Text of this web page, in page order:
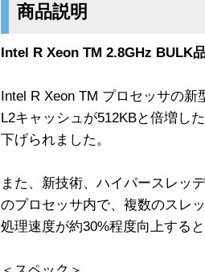
商品説明
Intel R Xeon TM 2.8GHz BULK
Intel R Xeon TM プロセッサの
L2キャッシュが512KBと倍増し
下げられました。
また、新技術、ハイパースレッ
のプロセッサ内で、複数のスレ
処理速度が約30%程度向上する